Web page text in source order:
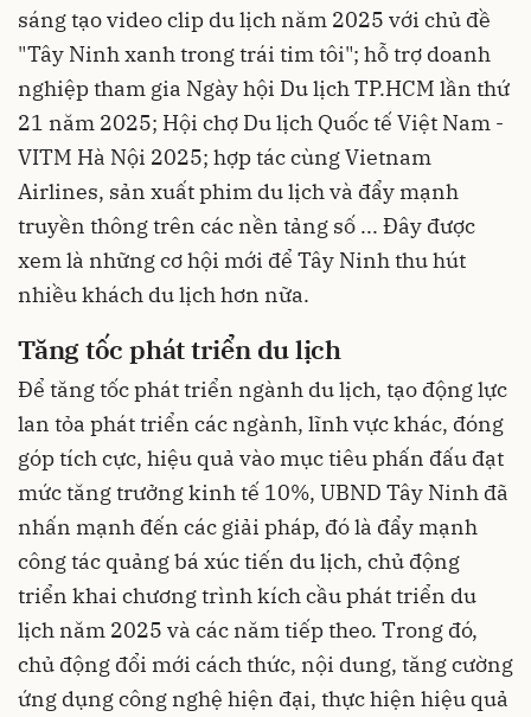
sáng tạo video clip du lịch năm 2025 với chủ đề
"Tây Ninh xanh trong trái tim tôi"; hỗ trợ doanh
nghiệp tham gia Ngày hội Du lịch TP.HCM lần thứ
21 năm 2025; Hội chợ Du lịch Quốc tế Việt Nam -
VITM Hà Nội 2025; hợp tác cùng Vietnam
Airlines, sản xuất phim du lịch và đẩy mạnh
truyền thông trên các nền tảng số ... Đây được
xem là những cơ hội mới để Tây Ninh thu hút
nhiều khách du lịch hơn nữa.
Tăng tốc phát triển du lịch
Để tăng tốc phát triển ngành du lịch, tạo động lực
lan tỏa phát triển các ngành, lĩnh vực khác, đóng
góp tích cực, hiệu quả vào mục tiêu phấn đấu đạt
mức tăng trưởng kinh tế 10%, UBND Tây Ninh đã
nhấn mạnh đến các giải pháp, đó là đẩy mạnh
công tác quảng bá xúc tiến du lịch, chủ động
triển khai chương trình kích cầu phát triển du
lịch năm 2025 và các năm tiếp theo. Trong đó,
chủ động đổi mới cách thức, nội dung, tăng cường
ứng dụng công nghệ hiện đại, thực hiện hiệu quả